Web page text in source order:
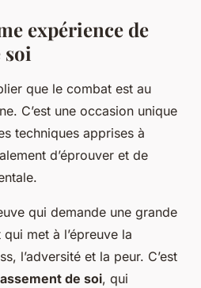
expérience de
soi
que le combat est au
C’est une occasion unique
techniques apprises à
d’éprouver et de
qui demande une grande
met à l’épreuve la
l’adversité et la peur. C’est
de soi, qui